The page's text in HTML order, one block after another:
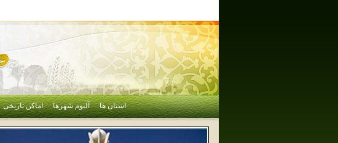
استان ها آلبوم شهرها اماکن تاریخی